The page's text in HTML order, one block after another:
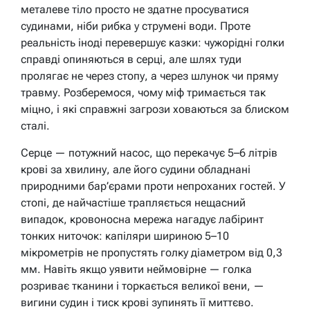
металеве тіло просто не здатне просуватися
судинами, ніби рибка у струмені води. Проте
реальність іноді перевершує казки: чужорідні голки
справді опиняються в серці, але шлях туди
пролягає не через стопу, а через шлунок чи пряму
травму. Розберемося, чому міф тримається так
міцно, і які справжні загрози ховаються за блиском
сталі.
Серце — потужний насос, що перекачує 5–6 літрів
крові за хвилину, але його судини обладнані
природними бар’єрами проти непроханих гостей. У
стопі, де найчастіше трапляється нещасний
випадок, кровоносна мережа нагадує лабіринт
тонких ниточок: капіляри шириною 5–10
мікрометрів не пропустять голку діаметром від 0,3
мм. Навіть якщо уявити неймовірне — голка
розриває тканини і торкається великої вени, —
вигини судин і тиск крові зупинять її миттєво.